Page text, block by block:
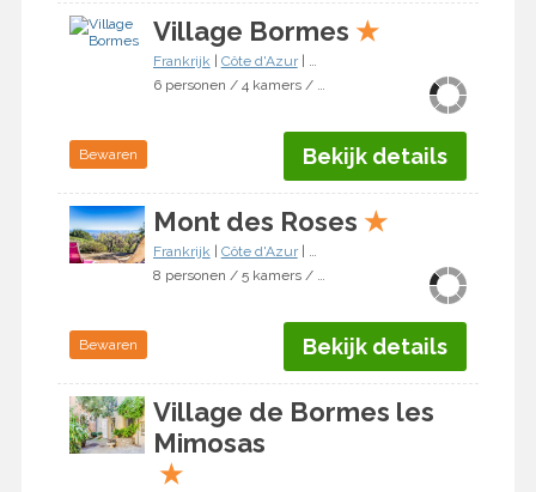
Village Bormes ★
Frankrijk Côte d'Azur| Bormes-les-Mimosas
6 personen / 4 kamers / 3 slaapkamers
Bewaren Bekijk details
Mont des Roses ★
Frankrijk Côte d'Azur| Bormes-les-Mimosas
8 personen / 5 kamers / 4 slaapkamers
Bewaren Bekijk details
Village de Bormes les
Mimosas
★